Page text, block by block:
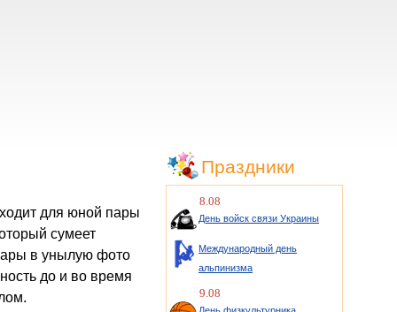
сумеет
в унылую фото
до и во время
Праздники
8.08
День войск связи Украины
Международный день
альпинизма
9.08